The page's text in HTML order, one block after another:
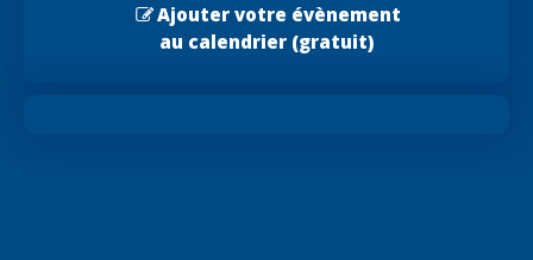
Ajouter votre évènement
au calendrier (gratuit)